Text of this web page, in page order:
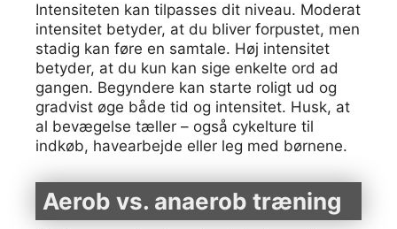
Intensiteten kan tilpasses dit niveau. Moderat
intensitet betyder, at du bliver forpustet, men
stadig kan føre en samtale. Høj intensitet
betyder, at du kun kan sige enkelte ord ad
gangen. Begyndere kan starte roligt ud og
gradvist øge både tid og intensitet. Husk, at
al bevægelse tæller – også cykelture til
indkøb, havearbejde eller leg med børnene.
Aerob vs. anaerob træning